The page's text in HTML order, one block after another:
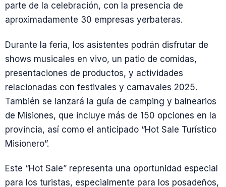
parte de la celebración, con la presencia de
aproximadamente 30 empresas yerbateras.
Durante la feria, los asistentes podrán disfrutar de
shows musicales en vivo, un patio de comidas,
presentaciones de productos, y actividades
relacionadas con festivales y carnavales 2025.
También se lanzará la guía de camping y balnearios
de Misiones, que incluye más de 150 opciones en la
provincia, así como el anticipado “Hot Sale Turístico
Misionero”.
Este “Hot Sale” representa una oportunidad especial
para los turistas, especialmente para los posadeños,